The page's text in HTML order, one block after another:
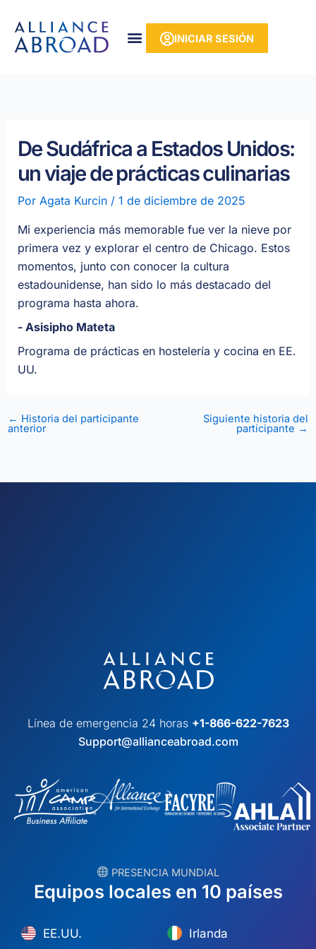
contenido
INICIAR SESIÓN
De Sudáfrica a Estados Unidos:
un viaje de prácticas culinarias
Por Agata Kurcin / 1 de diciembre de 2025
Mi experiencia más memorable fue ver la nieve por
primera vez y explorar el centro de Chicago. Estos
momentos, junto con conocer la cultura
estadounidense, han sido lo más destacado del
programa hasta ahora.
- Asisipho Mateta
Programa de prácticas en hostelería y cocina en EE.
UU.
← Historia del participante
anterior
Siguiente historia del
participante →
Línea de emergencia 24 horas +1-866-622-7623
Support@allianceabroad.com
︎ PRESENCIA MUNDIAL
Equipos locales en 10 países
EE.UU. Irlanda